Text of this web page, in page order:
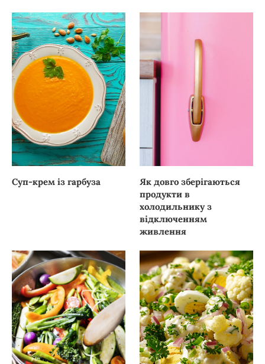
Суп-крем із гарбуза
Як довго зберігаються
продукти в
холодильнику з
відключенням
живлення